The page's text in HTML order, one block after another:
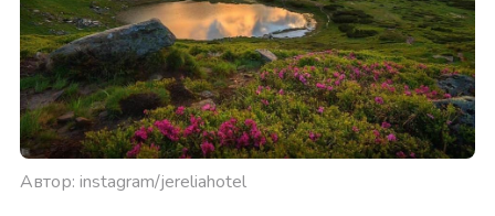
Автор: instagram/jereliahotel